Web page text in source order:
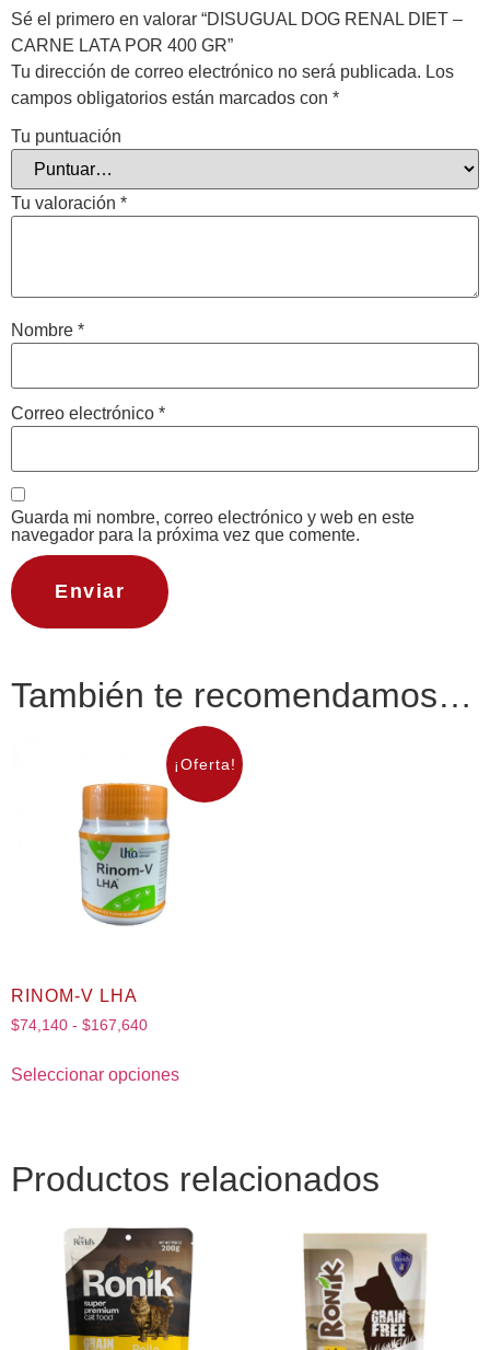
Sé el primero en valorar “DISUGUAL DOG RENAL DIET –
CARNE LATA POR 400 GR”
Tu dirección de correo electrónico no será publicada. Los
campos obligatorios están marcados con *
Tu puntuación
Tu valoración *
Nombre *
Correo electrónico *
Guarda mi nombre, correo electrónico y web en este
navegador para la próxima vez que comente.
También te recomendamos…
¡Oferta!
RINOM-V LHA
$74,140 - $167,640
Seleccionar opciones
Productos relacionados